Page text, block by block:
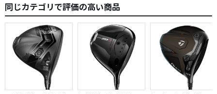
来年は攻め方変更による平均スコアUpやクラブ選手権での
飛躍が期待出来るのではと妄想に浸りながら年を越せる喜
びを感じております。
「Ai 10x FACE」万歳！マークダウン万歳！です。
同じカテゴリで評価の高い商品